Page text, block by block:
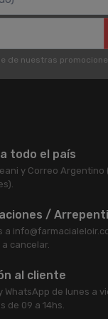
de nuestras
todo el país
y Correo Argentino
/
a
cancelar.
al cliente
WhatsApp de lunes a
de 09 a 14hs.